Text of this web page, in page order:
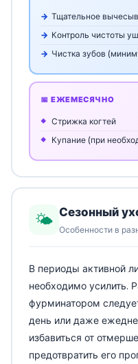
Тщательное
Контроль чистоты
Чистка зубов
📅 ЕЖЕМЕСЯЧНО
Стрижка когтей
Купание (при
🌤️ Сезонный
Особенности в
В периоды активной
необходимо усилить.
фурминатором
день или даже
избавиться от
предотвратить его